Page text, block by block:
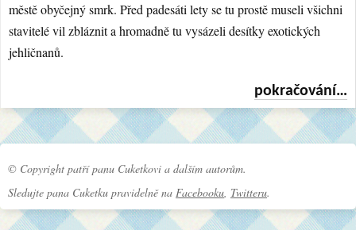
městě obyčejný smrk. Před padesáti lety se tu prostě museli všichni
stavitelé vil zbláznit a hromadně tu vysázeli desítky exotických
jehličnanů.
pokračování…
© Copyright patří panu Cuketkovi a dalším autorům.
Sledujte pana Cuketku pravidelně na Facebooku, Twitteru.